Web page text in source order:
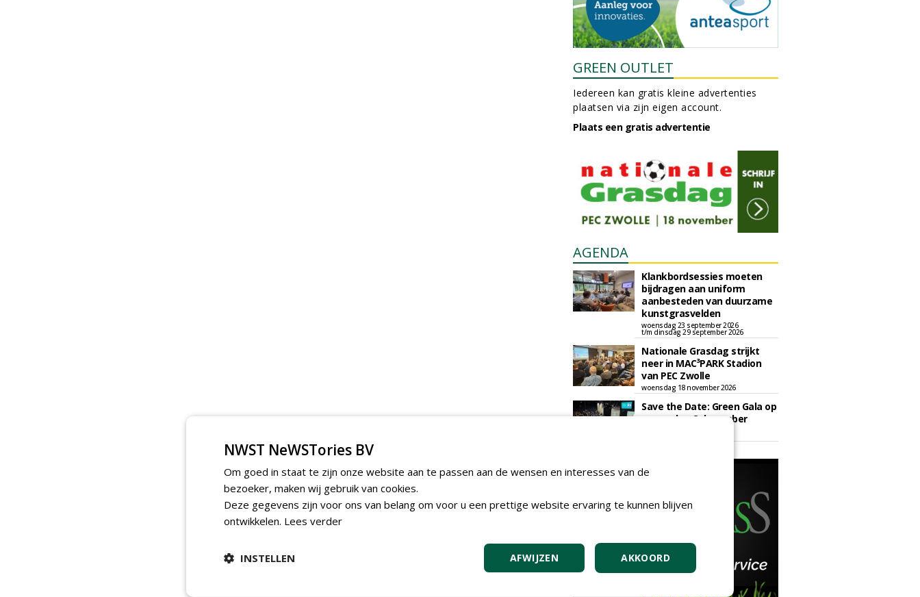
GREEN OUTLET
Iedereen kan gratis kleine advertenties
plaatsen via zijn eigen account.
Plaats een gratis advertentie
AGENDA
Klankbordsessies moeten
bijdragen aan uniform
aanbesteden van duurzame
kunstgrasvelden
woensdag 23 september 2026
t/m dinsdag 29 september 2026
Nationale Grasdag strijkt
neer in MAC³PARK Stadion
van PEC Zwolle
woensdag 18 november 2026
Save the Date: Green Gala op
woensdag 2 december
NWST NeWSTories BV
Om goed in staat te zijn onze website aan te passen aan de wensen en interesses van de
bezoeker, maken wij gebruik van cookies.
Deze gegevens zijn voor ons van belang om voor u een prettige website ervaring te kunnen blijven
ontwikkelen. Lees verder
AKKOORD
AFWIJZEN
INSTELLEN